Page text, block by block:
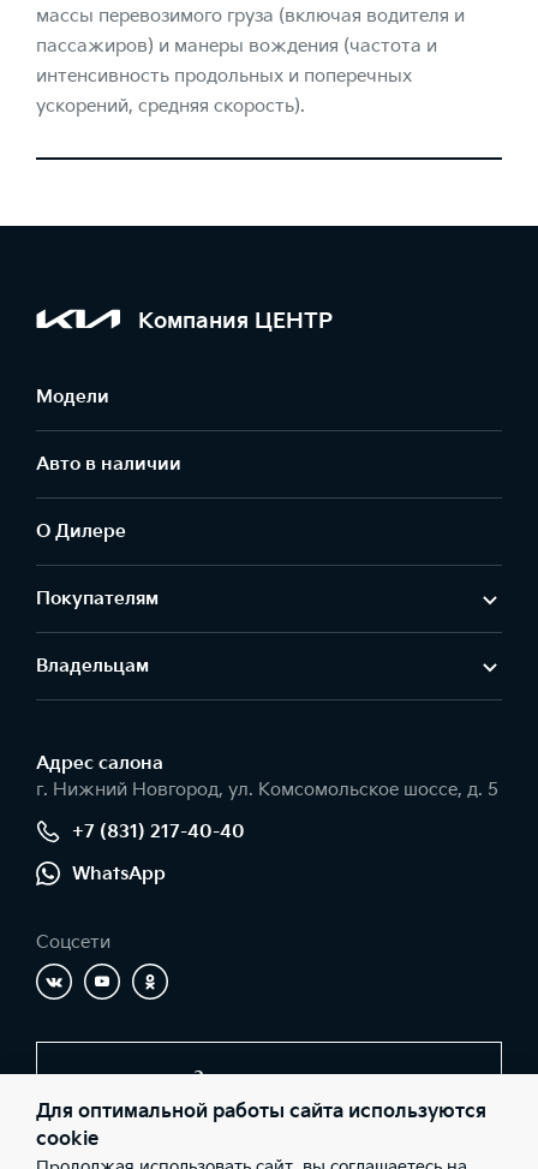
массы перевозимого груза (включая водителя и
пассажиров) и манеры вождения (частота и
интенсивность продольных и поперечных
ускорений, средняя скорость).
Компания ЦЕНТР
Модели
Авто в наличии
О Дилере
Покупателям
Владельцам
Адрес салонa
г. Нижний Новгород, ул. Комсомольское шоссе, д. 5
+7 (831) 217-40-40
WhatsApp
Соцсети
Заказать звонок
Для оптимальной работы сайта используются
cookie